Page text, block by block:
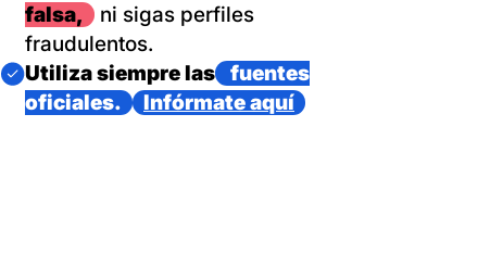
falsa,
ni sigas perfiles
fraudulentos.
Imagen
Utiliza siempre las
fuentes
oficiales.
Infórmate aquí